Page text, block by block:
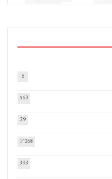
6
563
29
1٬068
393